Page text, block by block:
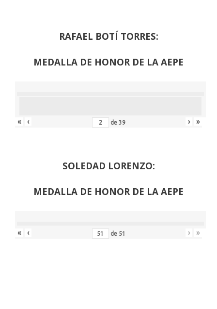
RAFAEL BOTÍ TORRES:
MEDALLA DE HONOR DE LA AEPE
« ‹ de 39 › »
SOLEDAD LORENZO:
MEDALLA DE HONOR DE LA AEPE
« ‹ de 51 › »